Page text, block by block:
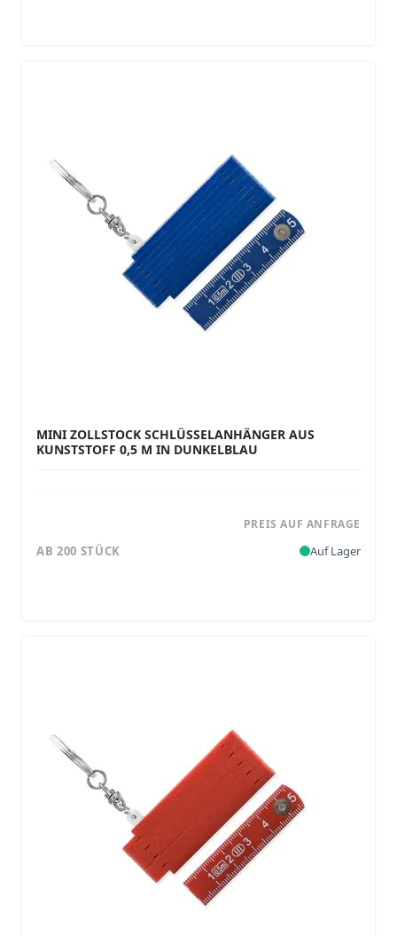
MINI ZOLLSTOCK SCHLÜSSELANHÄNGER AUS
KUNSTSTOFF 0,5 M IN DUNKELBLAU
PREIS AUF ANFRAGE
AB 200 STÜCK Auf Lager